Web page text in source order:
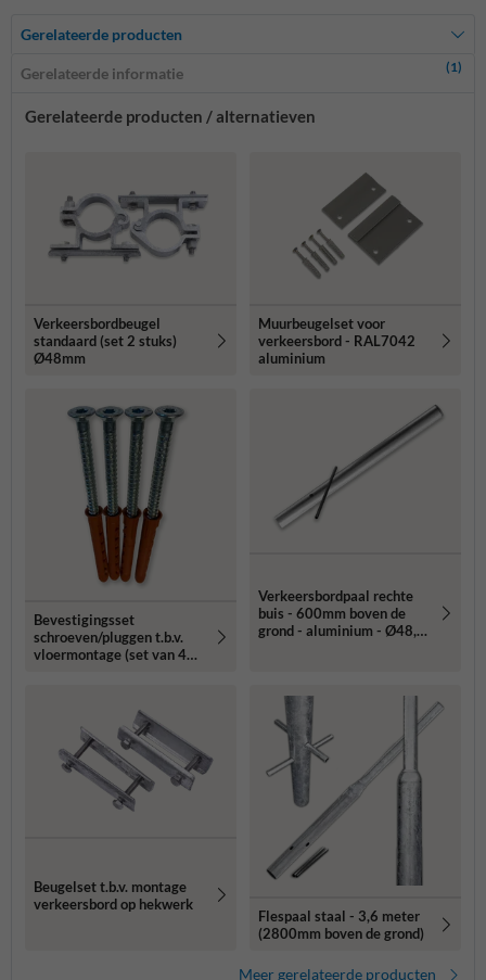
Gerelateerde producten
Gerelateerde informatie (1)
Gerelateerde producten / alternatieven
Verkeersbordbeugel
standaard (set 2 stuks)
Ø48mm
Muurbeugelset voor
verkeersbord - RAL7042
aluminium
Bevestigingsset
schroeven/pluggen t.b.v.
vloermontage (set van 4
Verkeersbordpaal rechte
buis - 600mm boven de
grond - aluminium - Ø48,
Beugelset t.b.v. montage
verkeersbord op hekwerk
Flespaal staal - 3,6 meter
(2800mm boven de grond)
Meer gerelateerde producten